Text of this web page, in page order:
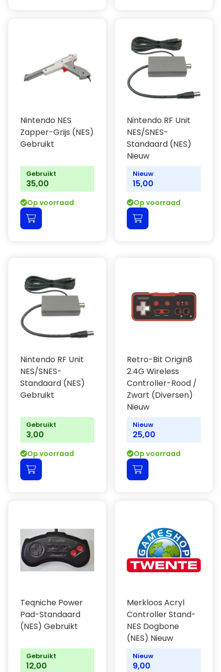
Nintendo NES
Zapper-Grijs (NES)
Gebruikt
Gebruikt
35,00
Op voorraad
Nintendo RF Unit
NES/SNES-
Standaard (NES)
Nieuw
Nieuw
15,00
Op voorraad
Nintendo RF Unit
NES/SNES-
Standaard (NES)
Gebruikt
Gebruikt
3,00
Op voorraad
Retro-Bit Origin8
2.4G Wireless
Controller-Rood /
Zwart (Diversen)
Nieuw
Nieuw
25,00
Op voorraad
Teqniche Power
Pad-Standaard
(NES) Gebruikt
Gebruikt
12,00
Merkloos Acryl
Controller Stand-
NES Dogbone
(NES) Nieuw
Nieuw
9,00